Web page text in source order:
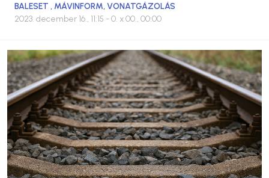
BALESET , MÁVINFORM,VONATGÁZOLÁS
2023. december 16., 11:15 - 0. x 00., 00:00